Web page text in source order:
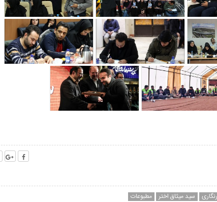
سید میثاق اختر مطبوعات